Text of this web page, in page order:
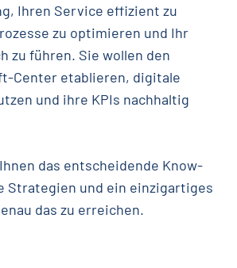
Ihren Service effizient zu
zu optimieren und Ihr
zu führen. Sie wollen den
Center etablieren, digitale
und ihre KPIs nachhaltig
das entscheidende Know-
Strategien und ein einzigartiges
das zu erreichen.